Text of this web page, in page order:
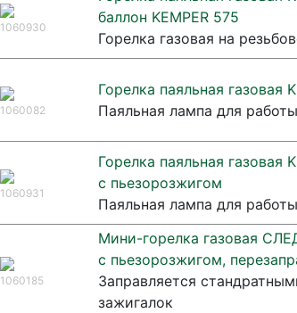
1060930
баллон KEMPER 575
Горелка газовая на
1060082
Горелка паяльная газовая
Паяльная лампа для
1060931
Горелка паяльная газовая
с пьезорозжигом
Паяльная лампа для
1060185
Мини-горелка газовая
с пьезорозжигом,
Заправляется
зажигалок